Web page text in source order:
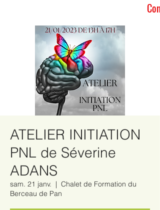
ATELIER INITIATION
PNL de Séverine
ADANS
sam. 21 janv.
  |
Chalet de Formation du
Berceau de Pan